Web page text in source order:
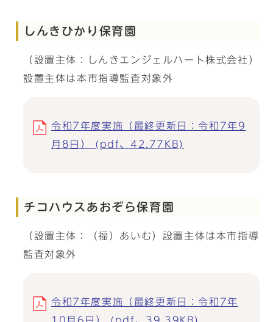
しんきひかり保育園
（設置主体：しんきエンジェルハート株式会社）
設置主体は本市指導監査対象外
令和7年度実施（最終更新日：令和7年9
月8日） (pdf、42.77KB)
チコハウスあおぞら保育園
（設置主体：（福）あいむ）設置主体は本市指導
監査対象外
令和7年度実施（最終更新日：令和7年